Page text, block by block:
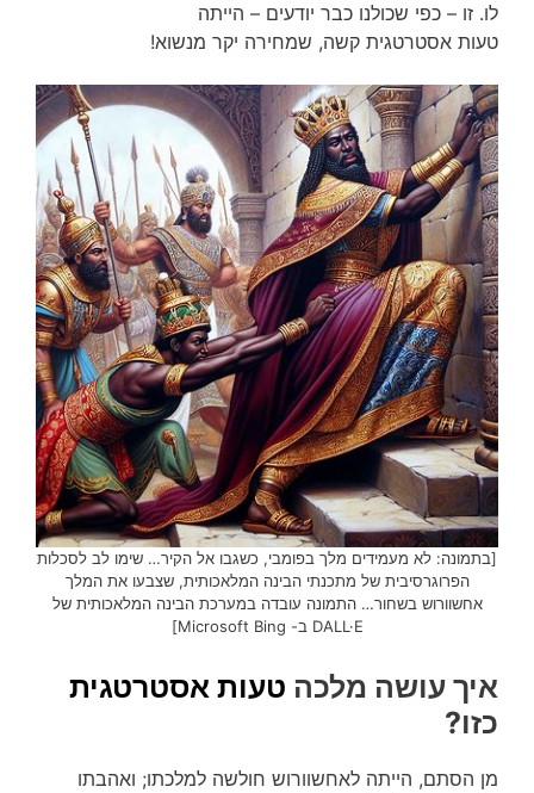
לו. זו – כפי שכולנו כבר יודעים – הייתה
טעות אסטרטגית קשה, שמחירה יקר מנשוא!
[בתמונה: לא מעמידים מלך בפומבי, כשגבו אל הקיר… שימו לב לסכלות
הפרוגרסיבית של מתכנתי הבינה המלאכותית, שצבעו את המלך
אחשוורוש בשחור… התמונה עובדה במערכת הבינה המלאכותית של
DALL·E ב- Microsoft Bing]
איך עושה מלכה טעות אסטרטגית
כזו?
מן הסתם, הייתה לאחשוורוש חולשה למלכתו; ואהבתו